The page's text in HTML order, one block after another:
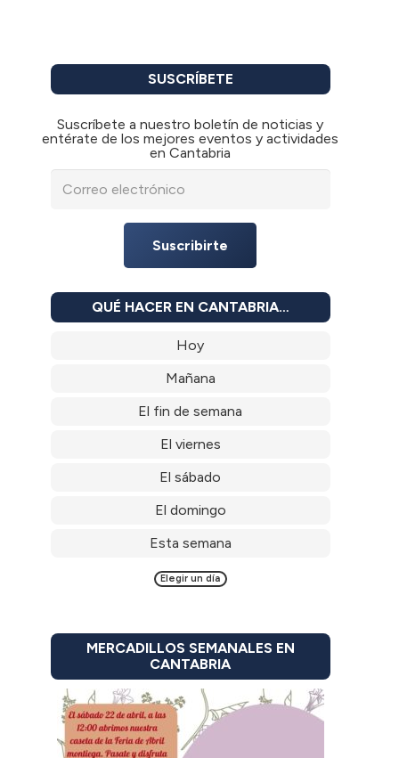
SUSCRÍBETE
Suscríbete a nuestro boletín de noticias y
entérate de los mejores eventos y actividades
en Cantabria
Suscribirte
QUÉ HACER EN CANTABRIA…
Hoy
Mañana
El fin de semana
El viernes
El sábado
El domingo
Esta semana
Elegir un día
MERCADILLOS SEMANALES EN
CANTABRIA